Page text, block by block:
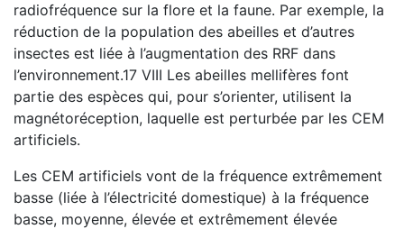
radiofréquence sur la flore et la faune. Par exemple, la
réduction de la population des abeilles et d’autres
insectes est liée à l’augmentation des RRF dans
l’environnement.17 VIII Les abeilles mellifères font
partie des espèces qui, pour s’orienter, utilisent la
magnétoréception, laquelle est perturbée par les CEM
artificiels.
Les CEM artificiels vont de la fréquence extrêmement
basse (liée à l’électricité domestique) à la fréquence
basse, moyenne, élevée et extrêmement élevée